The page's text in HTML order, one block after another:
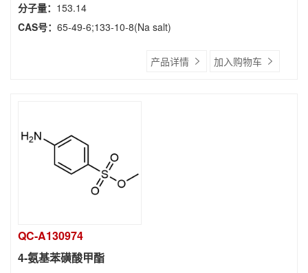
分子量： 153.14
CAS号： 65-49-6;133-10-8(Na salt)
产品详情 加入购物车
QC-A130974
4-氨基苯磺酸甲酯